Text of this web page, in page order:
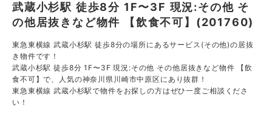
武蔵小杉駅 徒歩8分 1F〜3F 現況:その他 そ
の他居抜きなど物件 【飲食不可】(201760)
東急東横線 武蔵小杉駅 徒歩8分の場所にあるサービス(その他)の居抜
き物件です！
武蔵小杉駅 徒歩8分 1F〜3F 現況:その他 その他居抜きなど物件 【飲
食不可】で、人気の神奈川県川崎市中原区にあり抜群！
東急東横線 武蔵小杉駅で物件をお探しの方はぜひ一度ご相談くださ
い！